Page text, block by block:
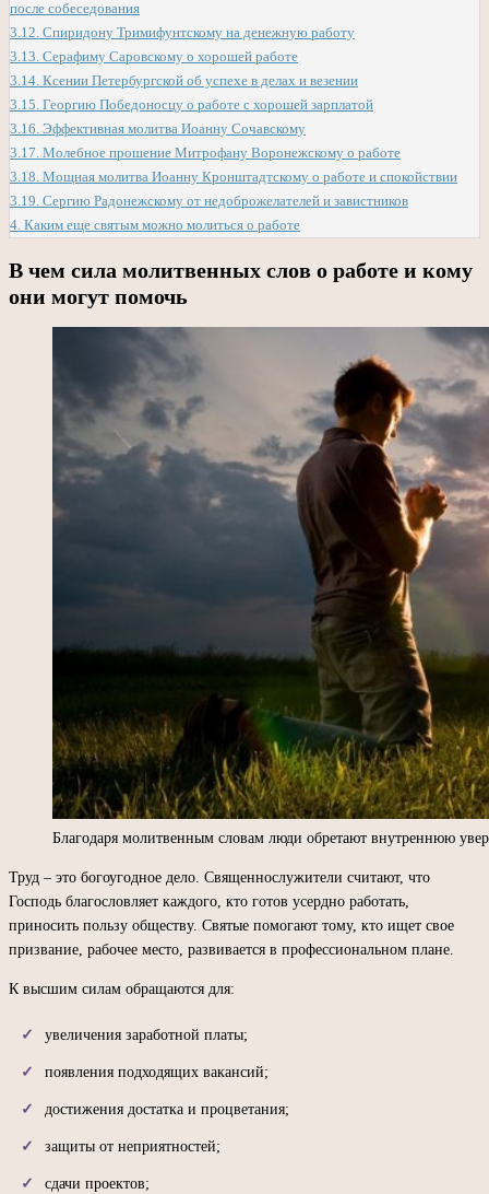
после собеседования
3.12. Спиридону Тримифунтскому на денежную работу
3.13. Серафиму Саровскому о хорошей работе
3.14. Ксении Петербургской об успехе в делах и везении
3.15. Георгию Победоносцу о работе с хорошей зарплатой
3.16. Эффективная молитва Иоанну Сочавскому
3.17. Молебное прошение Митрофану Воронежскому о работе
3.18. Мощная молитва Иоанну Кронштадтскому о работе и спокойствии
3.19. Сергию Радонежскому от недоброжелателей и завистников
4. Каким еще святым можно молиться о работе
В чем сила молитвенных слов о работе и кому
они могут помочь
Благодаря молитвенным словам люди обретают внутреннюю
Труд – это богоугодное дело. Священнослужители считают, что
Господь благословляет каждого, кто готов усердно работать,
приносить пользу обществу. Святые помогают тому, кто ищет свое
призвание, рабочее место, развивается в профессиональном плане.
К высшим силам обращаются для:
увеличения заработной платы;
появления подходящих вакансий;
достижения достатка и процветания;
защиты от неприятностей;
сдачи проектов;